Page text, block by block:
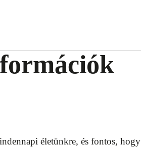
életünkre, és fontos, hogy